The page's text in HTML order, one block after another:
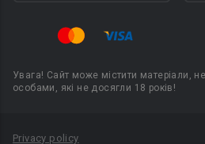
Увага! Сайт може містити матеріали,
особами, які не досягли 18 років!
Privacy policy